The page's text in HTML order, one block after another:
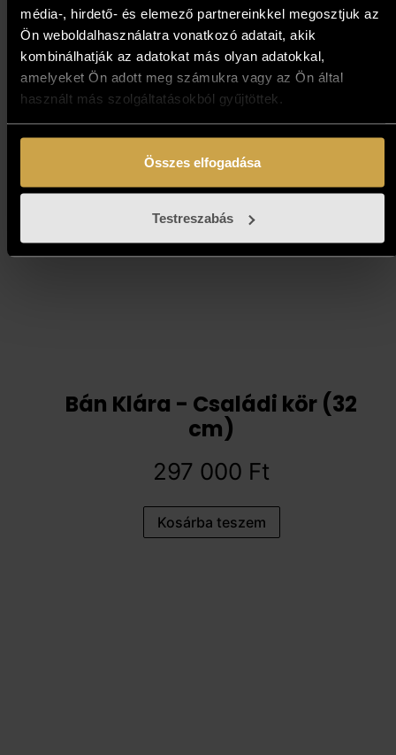
média-, hirdető- és elemező partnereinkkel megosztjuk az
Ön weboldalhasználatra vonatkozó adatait, akik
kombinálhatják az adatokat más olyan adatokkal,
amelyeket Ön adott meg számukra vagy az Ön által
használt más szolgáltatásokból gyűjtöttek.
Összes elfogadása
Testreszabás
Ludvig Dániel - Madárház
(80x80 cm)
593 000Ft
Kosárba teszem
Bán Klára - Családi kör (32
cm)
297 000 Ft
Kosárba teszem